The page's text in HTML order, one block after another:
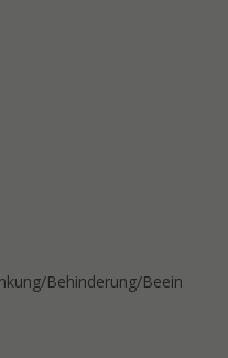
Behinderung/Beein